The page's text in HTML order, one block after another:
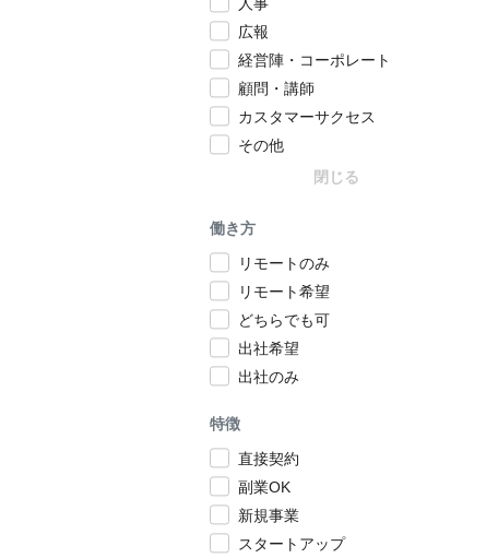
広報
経営陣・コーポレート
顧問・講師
カスタマーサクセス
その他
閉じる
働き方
リモートのみ
リモート希望
どちらでも可
出社希望
出社のみ
特徴
直接契約
副業OK
新規事業
スタートアップ